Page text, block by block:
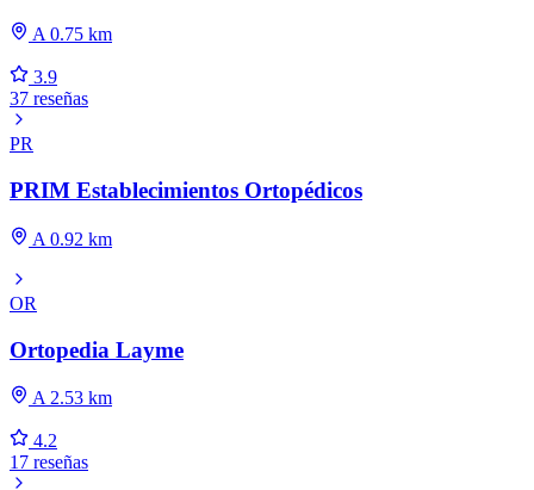
A 0.75 km
3.9
37 reseñas
PR
PRIM Establecimientos Ortopédicos
A 0.92 km
OR
Ortopedia Layme
A 2.53 km
4.2
17 reseñas